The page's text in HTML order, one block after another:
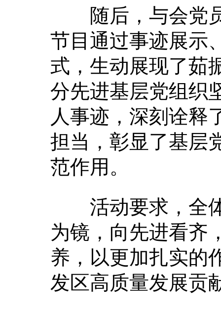
随后，与会党员
节目通过事迹展示
式，生动展现了茹
分先进基层党组织
人事迹，深刻诠释
担当，彰显了基层
范作用。
活动要求，全体
为镜，向先进看齐
养，以更加扎实的
发区高质量发